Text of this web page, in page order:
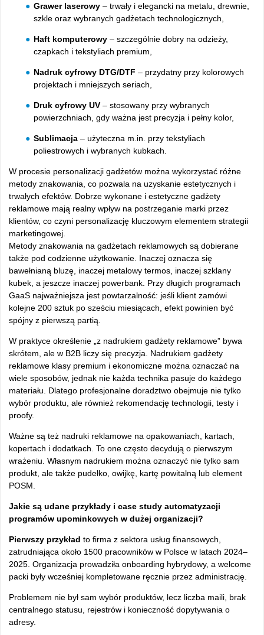
Grawer laserowy – trwały i elegancki na metalu, drewnie,
szkle oraz wybranych gadżetach technologicznych,
Haft komputerowy – szczególnie dobry na odzieży,
czapkach i tekstyliach premium,
Nadruk cyfrowy DTG/DTF – przydatny przy kolorowych
projektach i mniejszych seriach,
Druk cyfrowy UV – stosowany przy wybranych
powierzchniach, gdy ważna jest precyzja i pełny kolor,
Sublimacja – użyteczna m.in. przy tekstyliach
poliestrowych i wybranych kubkach.
W procesie personalizacji gadżetów można wykorzystać różne
metody znakowania, co pozwala na uzyskanie estetycznych i
trwałych efektów. Dobrze wykonane i estetyczne gadżety
reklamowe mają realny wpływ na postrzeganie marki przez
klientów, co czyni personalizację kluczowym elementem strategii
marketingowej.
Metody znakowania na gadżetach reklamowych są dobierane
także pod codzienne użytkowanie. Inaczej oznacza się
bawełnianą bluzę, inaczej metalowy termos, inaczej szklany
kubek, a jeszcze inaczej powerbank. Przy długich programach
GaaS najważniejsza jest powtarzalność: jeśli klient zamówi
kolejne 200 sztuk po sześciu miesiącach, efekt powinien być
spójny z pierwszą partią.
W praktyce określenie „z nadrukiem gadżety reklamowe” bywa
skrótem, ale w B2B liczy się precyzja. Nadrukiem gadżety
reklamowe klasy premium i ekonomiczne można oznaczać na
wiele sposobów, jednak nie każda technika pasuje do każdego
materiału. Dlatego profesjonalne doradztwo obejmuje nie tylko
wybór produktu, ale również rekomendację technologii, testy i
proofy.
Ważne są też nadruki reklamowe na opakowaniach, kartach,
kopertach i dodatkach. To one często decydują o pierwszym
wrażeniu. Własnym nadrukiem można oznaczyć nie tylko sam
produkt, ale także pudełko, owijkę, kartę powitalną lub element
POSM.
Jakie są udane przykłady i case study automatyzacji
programów upominkowych w dużej organizacji?
Pierwszy przykład to firma z sektora usług finansowych,
zatrudniająca około 1500 pracowników w Polsce w latach 2024–
2025. Organizacja prowadziła onboarding hybrydowy, a welcome
packi były wcześniej kompletowane ręcznie przez administrację.
Problemem nie był sam wybór produktów, lecz liczba maili, brak
centralnego statusu, rejestrów i konieczność dopytywania o
adresy.